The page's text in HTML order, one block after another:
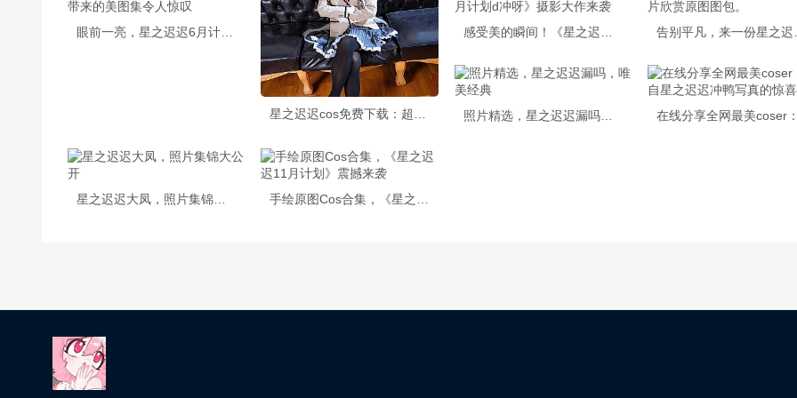
眼前一亮，星之迟迟6月计划带来的美图集令人惊叹
照片精选，星之迟迟漏吗，唯美经典
星之迟迟大凤，照片集锦大公开 手绘原图Cos合集，《星之迟迟11月计划》震撼来袭